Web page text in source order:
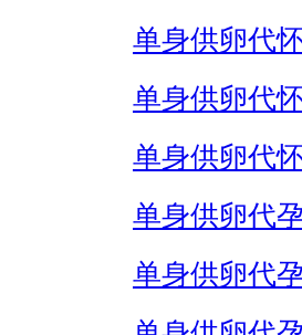
单身供卵代
单身供卵代
单身供卵代
单身供卵代
单身供卵代